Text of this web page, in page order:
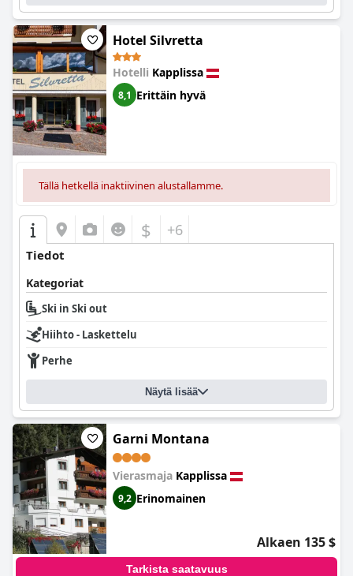
Hotel Silvretta
Hotelli Kapplissa
8,1 Erittäin hyvä
Tällä hetkellä inaktiivinen alustallamme.
$ +6
Tiedot
Kategoriat
Ski in Ski out
Hiihto - Laskettelu
Perhe
Näytä lisää
Garni Montana
Vierasmaja Kapplissa
9,2 Erinomainen
Alkaen 135 $
Tarkista saatavuus